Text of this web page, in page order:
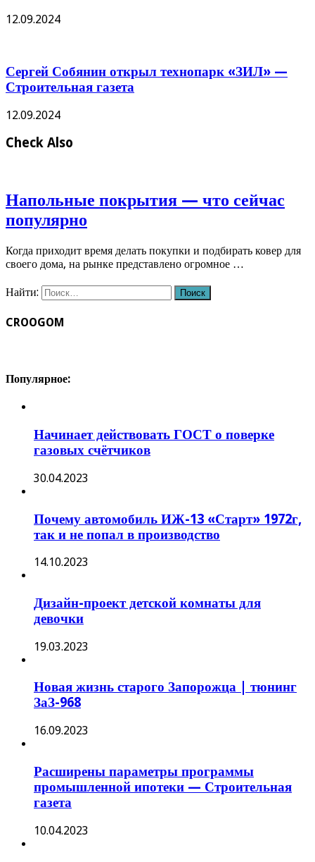
12.09.2024
Сергей Собянин открыл технопарк «ЗИЛ» —
Строительная газета
12.09.2024
Check Also
Напольные покрытия — что сейчас
популярно
Когда приходит время делать покупки и подбирать ковер для
своего дома, на рынке представлено огромное …
Найти:
CROOGOM
Популярное:
Начинает действовать ГОСТ о поверке
газовых счётчиков
30.04.2023
Почему автомобиль ИЖ-13 «Старт» 1972г,
так и не попал в производство
14.10.2023
Дизайн-проект детской комнаты для
девочки
19.03.2023
Новая жизнь старого Запорожца | тюнинг
ЗаЗ-968
16.09.2023
Расширены параметры программы
промышленной ипотеки — Строительная
газета
10.04.2023